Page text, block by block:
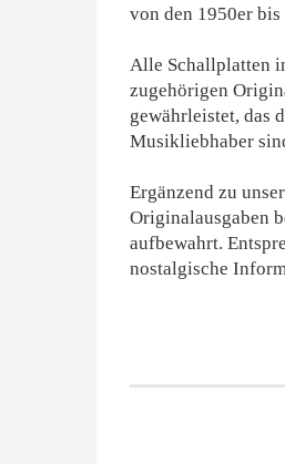
von den 1950er
Alle Schallplatten
zugehörigen
gewährleistet, das
Musikliebhaber
Ergänzend zu
Originalausgaben
aufbewahrt.
nostalgische